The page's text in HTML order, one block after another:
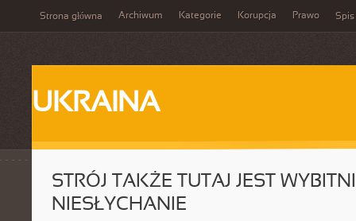
Strona główna Archiwum Kategorie Korupcja Prawo Spis
UKRAINA
STRÓJ TAKŻE TUTAJ JEST
NIESŁYCHANIE